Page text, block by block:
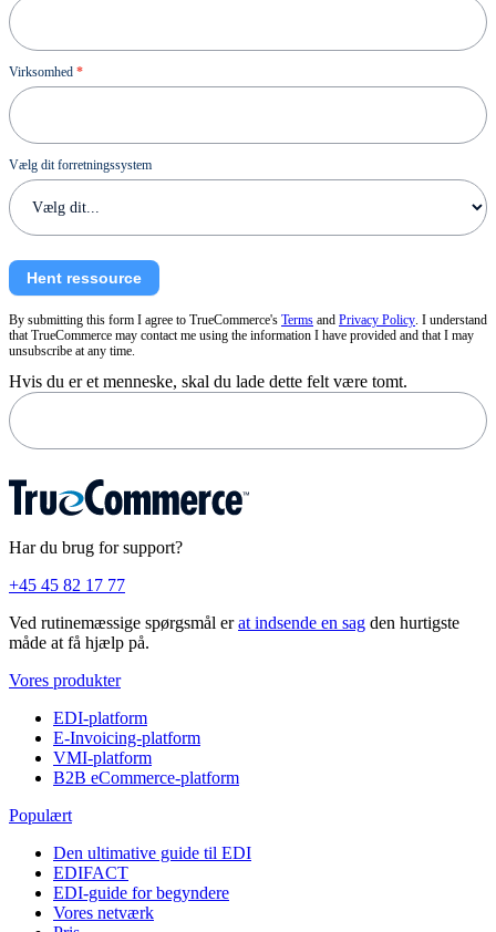
Virksomhed *
Vælg dit forretningssystem
Hent ressource
By submitting this form I agree to TrueCommerce's Terms and Privacy Policy. I understand
that TrueCommerce may contact me using the information I have provided and that I may
unsubscribe at any time.
Hvis du er et menneske, skal du lade dette felt være tomt.
Har du brug for support?
+45 45 82 17 77
Ved rutinemæssige spørgsmål erat indsende en sag den hurtigste
måde at få hjælp på.
Vores produkter
EDI-platform
E-Invoicing-platform
VMI-platform
B2B eCommerce-platform
Populært
Den ultimative guide til EDI
EDIFACT
EDI-guide for begyndere
Vores netværk